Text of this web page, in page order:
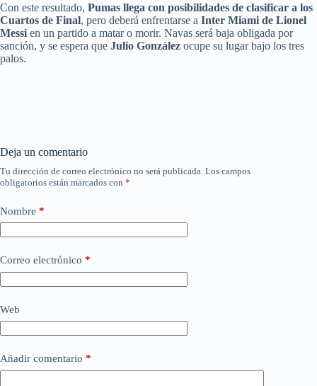
Con este resultado, Pumas llega con posibilidades de clasificar a los
Cuartos de Final, pero deberá enfrentarse a Inter Miami de Lionel
Messi en un partido a matar o morir. Navas será baja obligada por
sanción, y se espera que Julio González ocupe su lugar bajo los tres
palos.
Deja un comentario
Tu dirección de correo electrónico no será publicada. Los campos
obligatorios están marcados con *
Nombre *
Correo electrónico *
Web
Añadir comentario *